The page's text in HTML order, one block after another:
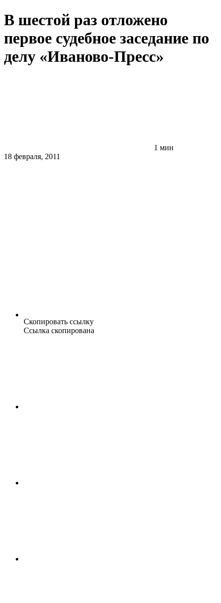
В шестой раз отложено
первое судебное заседание по
делу «Иваново-Пресс»
1 мин
18 февраля, 2011
Скопировать ссылку
Ссылка скопирована